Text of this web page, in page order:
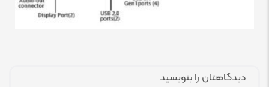
دیدگاهتان را بنویسید